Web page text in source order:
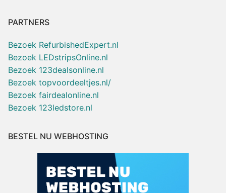
PARTNERS
Bezoek RefurbishedExpert.nl
Bezoek LEDstripsOnline.nl
Bezoek 123dealsonline.nl
Bezoek topvoordeeltjes.nl/
Bezoek fairdealonline.nl
Bezoek 123ledstore.nl
BESTEL NU WEBHOSTING